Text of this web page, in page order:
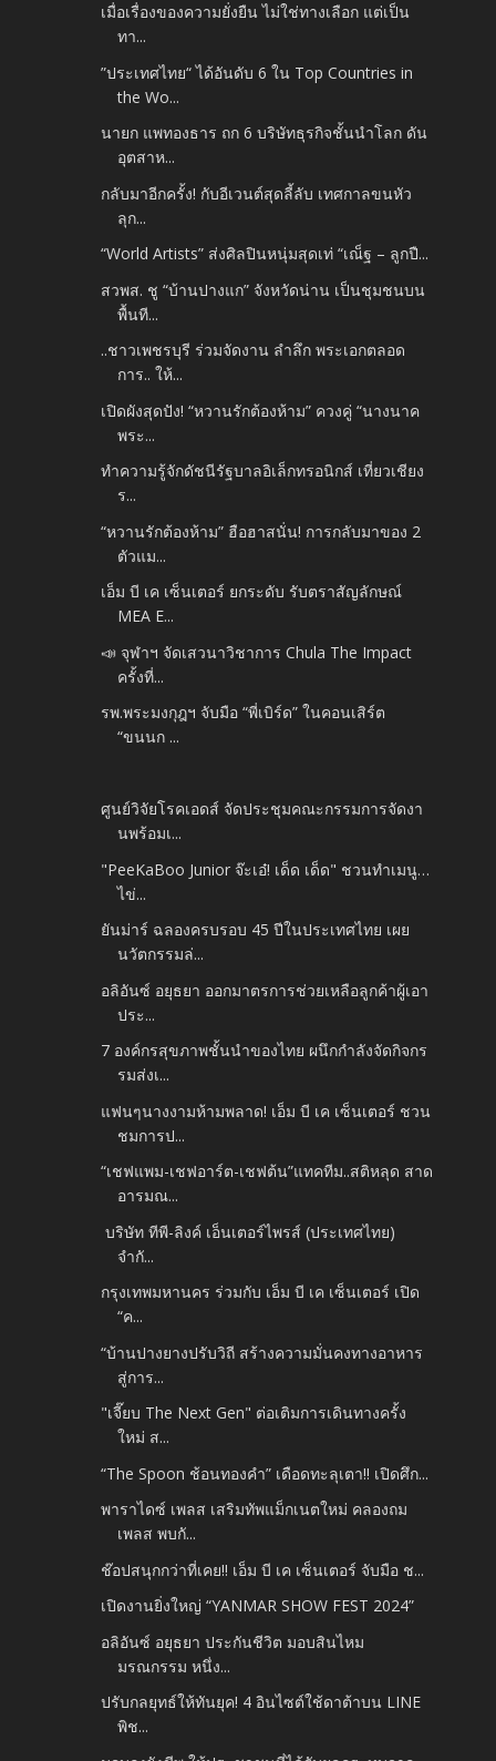
เมื่อเรื่องของความยั่งยืน ไม่ใช่ทางเลือก แต่เป็น
ทา...
”ประเทศไทย“ ได้อันดับ 6 ใน Top Countries in
the Wo...
นายก แพทองธาร ถก 6 บริษัทธุรกิจชั้นนำโลก ดัน
อุตสาห...
กลับมาอีกครั้ง! กับอีเวนต์สุดลี้ลับ เทศกาลขนหัว
ลุก...
“World Artists” ส่งศิลปินหนุ่มสุดเท่ “เณ็ฐ – ลูกปื...
สวพส. ชู “บ้านปางแก” จังหวัดน่าน เป็นชุมชนบน
พื้นที...
..ชาวเพชรบุรี ร่วมจัดงาน ลำลึก พระเอกตลอด
การ.. ให้...
เปิดผังสุดปัง! “หวานรักต้องห้าม” ควงคู่ “นางนาค
พระ...
ทำความรู้จักดัชนีรัฐบาลอิเล็กทรอนิกส์ เที่ยวเชียง
ร...
“หวานรักต้องห้าม” ฮือฮาสนั่น! การกลับมาของ 2
ตัวแม...
เอ็ม บี เค เซ็นเตอร์ ยกระดับ รับตราสัญลักษณ์
MEA E...
📣 จุฬาฯ จัดเสวนาวิชาการ Chula The Impact
ครั้งที่...
รพ.พระมงกุฎฯ จับมือ “พี่เบิร์ด” ในคอนเสิร์ต
“ขนนก ...
ศูนย์วิจัยโรคเอดส์ จัดประชุมคณะกรรมการจัดงา
นพร้อมเ...
"PeeKaBoo Junior จ๊ะเอ๋! เด็ด เด็ด" ชวนทำเมนู…
ไข่...
ยันม่าร์ ฉลองครบรอบ 45 ปีในประเทศไทย เผย
นวัตกรรมล่...
อลิอันซ์ อยุธยา ออกมาตรการช่วยเหลือลูกค้าผู้เอา
ประ...
7 องค์กรสุขภาพชั้นนำของไทย ผนึกกำลังจัดกิจกร
รมส่งเ...
แฟนๆนางงามห้ามพลาด! เอ็ม บี เค เซ็นเตอร์ ชวน
ชมการป...
“เชฟแพม-เชฟอาร์ต-เชฟต้น”แทคทีม..สติหลุด สาด
อารมณ...
บริษัท ทีพี-ลิงค์ เอ็นเตอร์ไพรส์ (ประเทศไทย)
จำกั...
กรุงเทพมหานคร ร่วมกับ เอ็ม บี เค เซ็นเตอร์ เปิด
“ค...
“บ้านปางยางปรับวิถี สร้างความมั่นคงทางอาหาร
สู่การ...
"เจี๊ยบ The Next Gen" ต่อเติมการเดินทางครั้ง
ใหม่ ส...
“The Spoon ช้อนทองคำ” เดือดทะลุเตา!! เปิดศึก...
พาราไดซ์ เพลส เสริมทัพแม็กเนตใหม่ คลองถม
เพลส พบกั...
ช๊อปสนุกกว่าที่เคย!! เอ็ม บี เค เซ็นเตอร์ จับมือ ช...
เปิดงานยิ่งใหญ่ “YANMAR SHOW FEST 2024”
อลิอันซ์ อยุธยา ประกันชีวิต มอบสินไหม
มรณกรรม หนึ่ง...
ปรับกลยุทธ์ให้ทันยุค! 4 อินไซต์ใช้ดาต้าบน LINE
พิช...